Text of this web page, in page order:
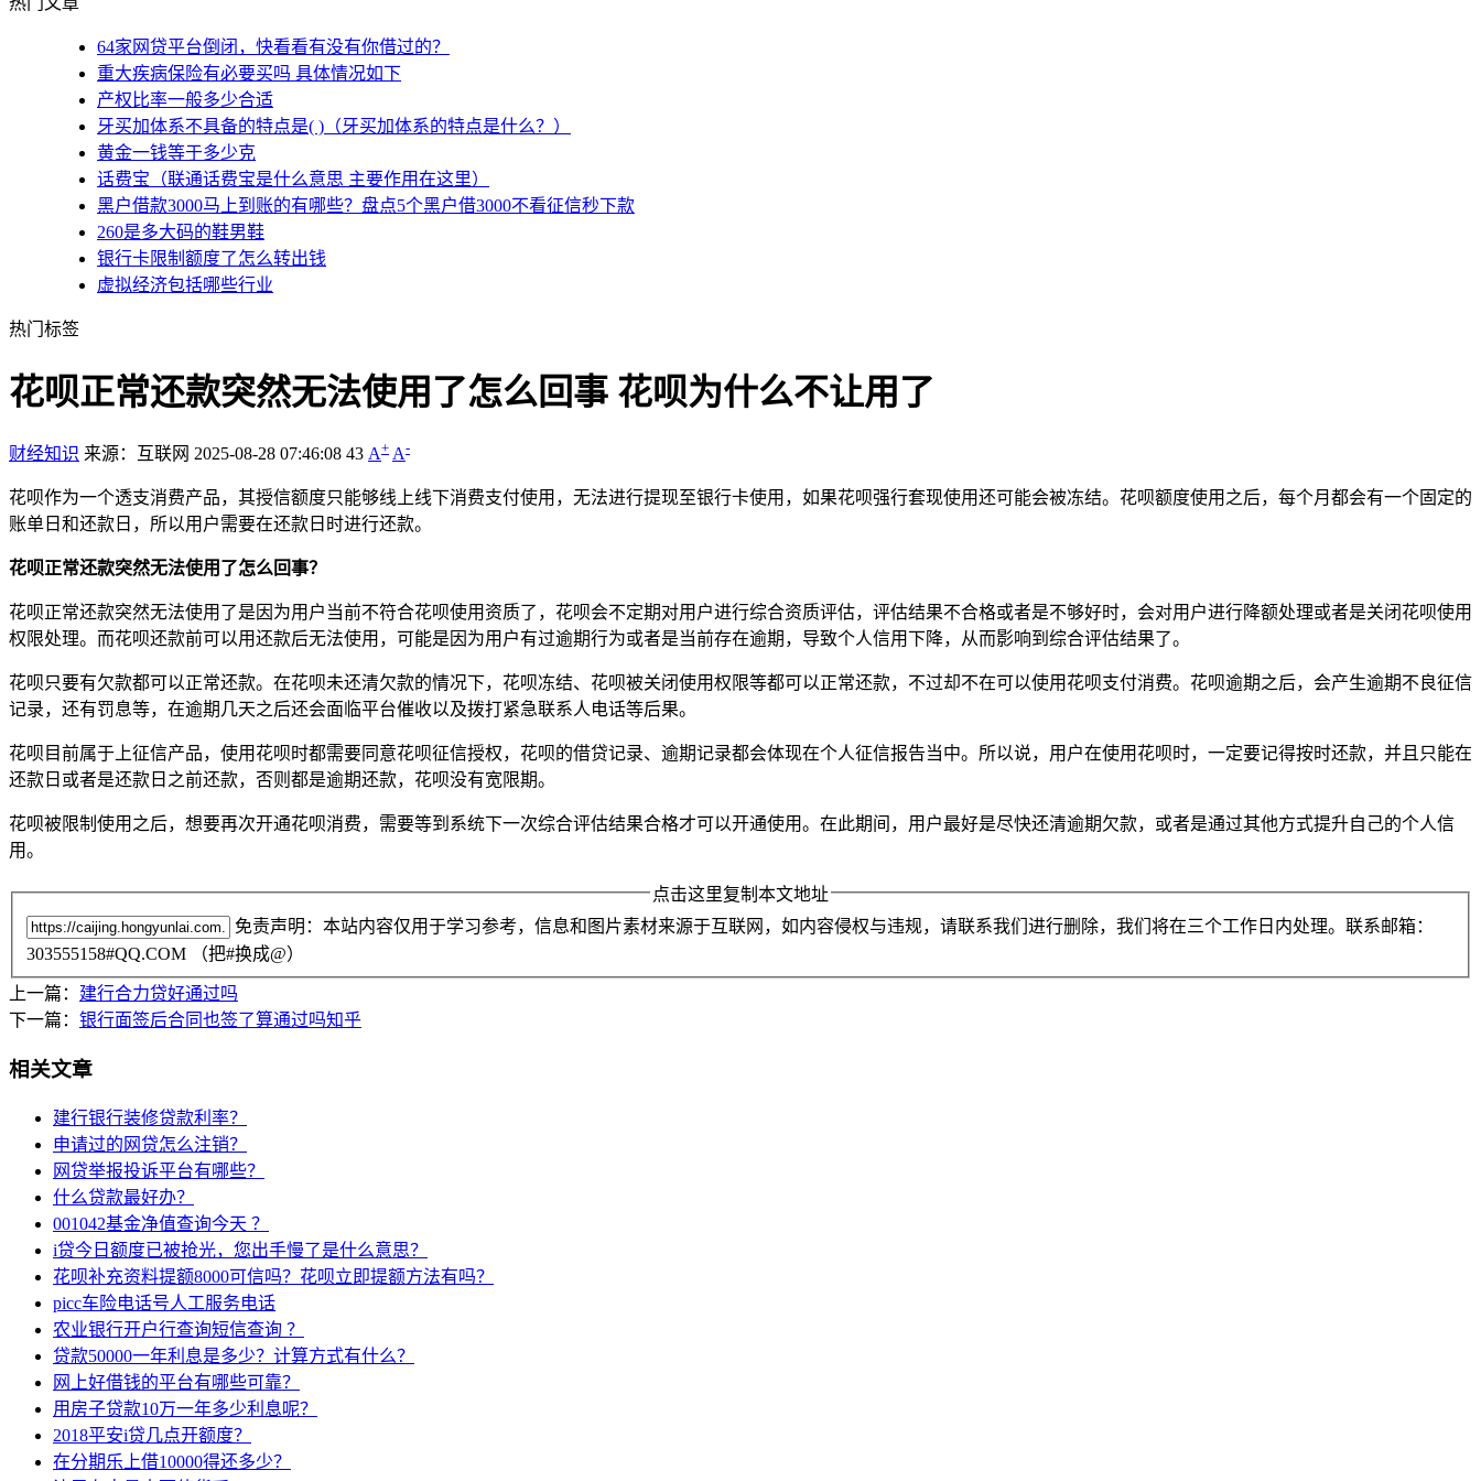
64家网贷平台倒闭，快看看有没有你借过的？
重大疾病保险有必要买吗 具体情况如下
产权比率一般多少合适
牙买加体系不具备的特点是( )（牙买加体系的特点是什么？）
黄金一钱等于多少克
话费宝（联通话费宝是什么意思 主要作用在这里）
黑户借款3000马上到账的有哪些？盘点5个黑户借3000不看征信秒下款
260是多大码的鞋男鞋
银行卡限制额度了怎么转出钱
虚拟经济包括哪些行业
热门标签
花呗正常还款突然无法使用了怎么回事 花呗为什么不让用了
财经知识 来源：互联网 2025-08-28 07:46:08 43 A+ A-
花呗作为一个透支消费产品，其授信额度只能够线上线下消费支付使用，无法进行提现至银行卡使用，如果花呗强行套现使用还可能会被冻结。花呗额度使用之后，每个月都会有一个固定的
账单日和还款日，所以用户需要在还款日时进行还款。
花呗正常还款突然无法使用了怎么回事？
花呗正常还款突然无法使用了是因为用户当前不符合花呗使用资质了，花呗会不定期对用户进行综合资质评估，评估结果不合格或者是不够好时，会对用户进行降额处理或者是关闭花呗使用
权限处理。而花呗还款前可以用还款后无法使用，可能是因为用户有过逾期行为或者是当前存在逾期，导致个人信用下降，从而影响到综合评估结果了。
花呗只要有欠款都可以正常还款。在花呗未还清欠款的情况下，花呗冻结、花呗被关闭使用权限等都可以正常还款，不过却不在可以使用花呗支付消费。花呗逾期之后，会产生逾期不良征信
记录，还有罚息等，在逾期几天之后还会面临平台催收以及拨打紧急联系人电话等后果。
花呗目前属于上征信产品，使用花呗时都需要同意花呗征信授权，花呗的借贷记录、逾期记录都会体现在个人征信报告当中。所以说，用户在使用花呗时，一定要记得按时还款，并且只能在
还款日或者是还款日之前还款，否则都是逾期还款，花呗没有宽限期。
花呗被限制使用之后，想要再次开通花呗消费，需要等到系统下一次综合评估结果合格才可以开通使用。在此期间，用户最好是尽快还清逾期欠款，或者是通过其他方式提升自己的个人信
用。
点击这里复制本文地址
免责声明：本站内容仅用于学习参考，信息和图片素材来源于互联网，如内容侵权与违规，请联系我们进行删除，我们将在三个工作日内处理。联系邮箱：
303555158#QQ.COM （把#换成@）
上一篇： 建行合力贷好通过吗
下一篇： 银行面签后合同也签了算通过吗知乎
相关文章
建行银行装修贷款利率？
申请过的网贷怎么注销？
网贷举报投诉平台有哪些？
什么贷款最好办？
001042基金净值查询今天 ？
i贷今日额度已被抢光，您出手慢了是什么意思？
花呗补充资料提额8000可信吗？花呗立即提额方法有吗？
picc车险电话号人工服务电话
农业银行开户行查询短信查询 ？
贷款50000一年利息是多少？计算方式有什么？
网上好借钱的平台有哪些可靠？
用房子贷款10万一年多少利息呢？
2018平安i贷几点开额度？
在分期乐上借10000得还多少？